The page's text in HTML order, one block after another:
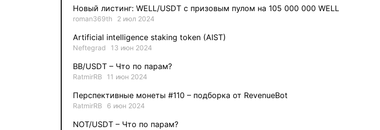
Новый листинг: WELL/USDT с призовым пулом на 105 000 000 WELL
roman369th 2 июл 2024
Artificial intelligence staking token (AIST)
Neftegrad 13 июн 2024
BB/USDT – Что по парам?
RatmirRB 11 июн 2024
Перспективные монеты #110 – подборка от RevenueBot
RatmirRB 6 июн 2024
NOT/USDT – Что по парам?